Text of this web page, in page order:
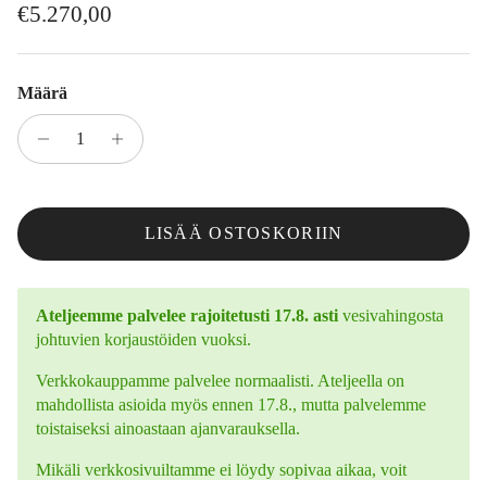
Normaalihinta
€5.270,00
Määrä
LISÄÄ OSTOSKORIIN
Ateljeemme palvelee rajoitetusti 17.8. asti vesivahingosta
johtuvien korjaustöiden vuoksi.
Verkkokauppamme palvelee normaalisti. Ateljeella on
mahdollista asioida myös ennen 17.8., mutta palvelemme
toistaiseksi ainoastaan ajanvarauksella.
Mikäli verkkosivuiltamme ei löydy sopivaa aikaa, voit